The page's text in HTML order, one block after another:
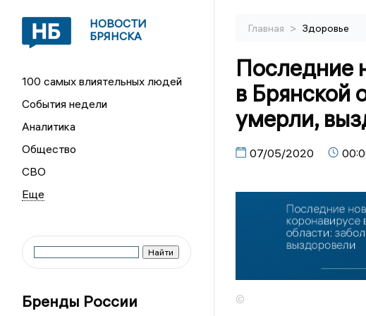
НОВОСТИ
БРЯНСКА
100 самых влиятельных людей
События недели
Аналитика
Общество
СВО
Бренды России
Главная > Здоровье
Последние
в Брянской
умерли,
07/05/2020
©